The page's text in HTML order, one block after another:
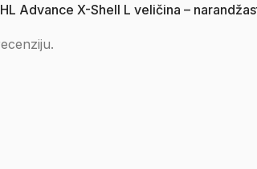
Advance X-Shell L veličina –